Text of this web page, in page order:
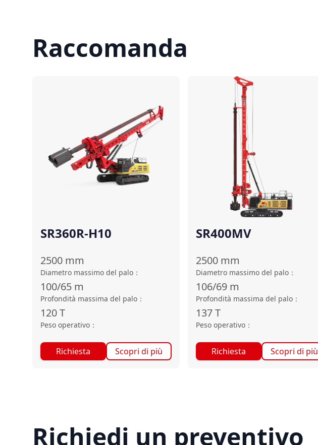
Raccomanda
SR360R-H10
2500 mm
Diametro massimo del palo ：
100/65 m
Profondità massima del palo ：
120T
Peso operativo ：
Richiesta Scopri di più
SR400MV
2500 mm
Diametro massimo del palo ：
106/69 m
Profondità massima del palo ：
137T
Peso operativo ：
Richiesta Scopri di più
Richiedi un preventivo